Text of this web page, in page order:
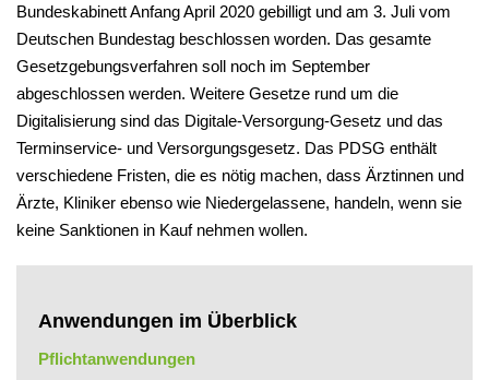
Bundeskabinett Anfang April 2020 gebilligt und am 3. Juli vom
Deutschen Bundestag beschlossen worden. Das gesamte
Gesetzgebungsverfahren soll noch im September
abgeschlossen werden. Weitere Gesetze rund um die
Digitalisierung sind das Digitale-Versorgung-Gesetz und das
Terminservice- und Versorgungsgesetz. Das PDSG enthält
verschiedene Fristen, die es nötig machen, dass Ärztinnen und
Ärzte, Kliniker ebenso wie Niedergelassene, handeln, wenn sie
keine Sanktionen in Kauf nehmen wollen.
Anwendungen im Überblick
Pflichtanwendungen